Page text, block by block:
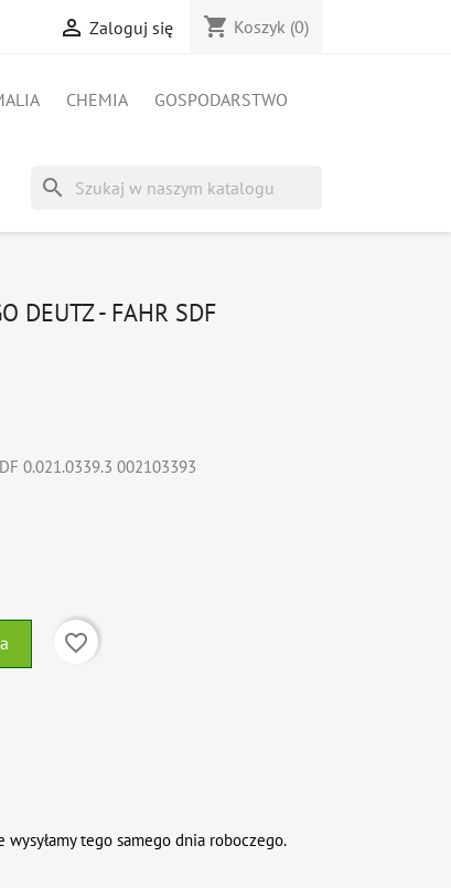
 Zaloguj się shopping_cart Koszyk (0)
CHEMIA
GOSPODARSTWO
search
DEUTZ - FAHR SDF
0.021.0339.3 002103393
favorite_border
tego samego dnia roboczego.